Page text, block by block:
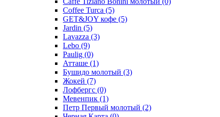
Coffee Turca (5)
GET&JOY кофе (5)
Jardin (5)
Lavazza (3)
Lebo (9)
Paulig (0)
Атташе (1)
Бушидо молотый (3)
Жокей (7)
Лофбергс (0)
Мевенпик (1)
Петр Первый молотый (2)